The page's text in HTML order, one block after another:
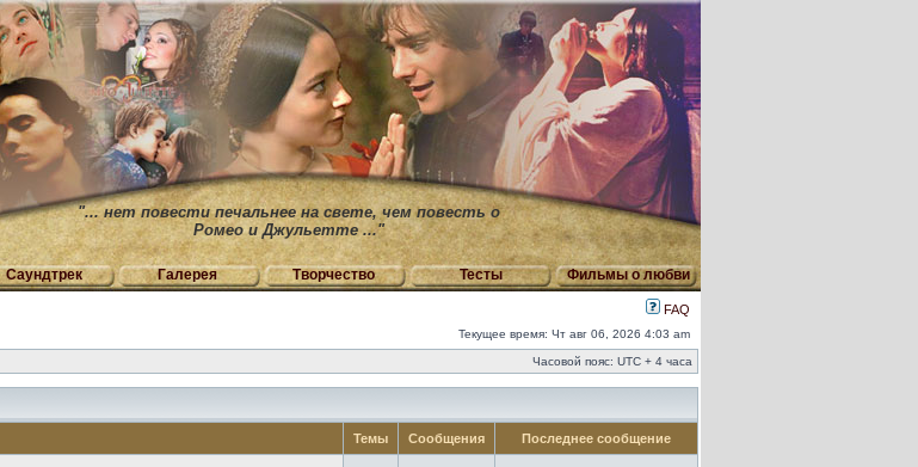
"... нет повести печальнее на свете, чем повесть о
Ромео и Джульетте ..."
Саундтрек Галерея Творчество Тесты Фильмы о любви
FAQ
Текущее время: Чт авг 06, 2026 4:03 am
Часовой пояс: UTC + 4 часа
Темы Сообщения Последнее сообщение